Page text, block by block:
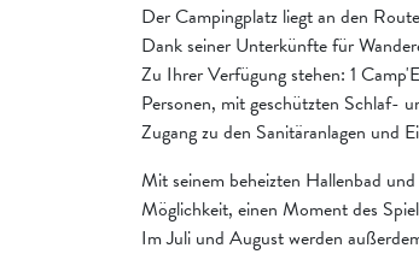
Der Campingplatz liegt an den
Dank seiner Unterkünfte für
Zu Ihrer Verfügung stehen: 1
Personen, mit geschützten Schlaf-
Zugang zu den Sanitäranlagen und
Mit seinem beheizten Hallenbad
Möglichkeit, einen Moment des
Im Juli und August werden